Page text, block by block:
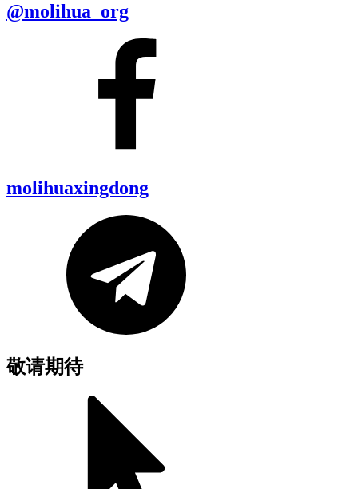
@molihua_org
molihuaxingdong
敬请期待